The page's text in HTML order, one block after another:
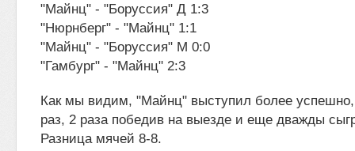
"Майнц" - "Боруссия" Д 1:3
"Нюрнберг" - "Майнц" 1:1
"Майнц" - "Боруссия" М 0:0
"Гамбург" - "Майнц" 2:3
Как мы видим, "Майнц" выступил более успешно,
раз, 2 раза победив на выезде и еще дважды
Разница мячей 8-8.